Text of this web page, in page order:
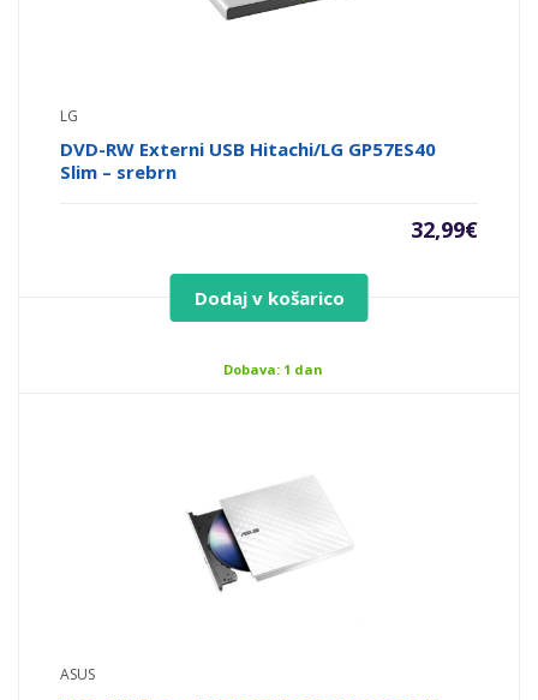
LG
DVD-RW Externi USB Hitachi/LG GP57ES40
Slim – srebrn
32,99€
Dodaj v košarico
Dobava: 1 dan
ASUS